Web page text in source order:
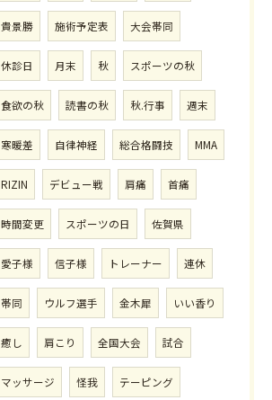
貴景勝 施術予定表 大会帯同
休診日 月末 秋 スポーツの秋
食欲の秋 読書の秋 秋.行事 週末
寒暖差 自律神経 総合格闘技 MMA
RIZIN デビュー戦 肩痛 首痛
時間変更 スポーツの日 佐賀県
愛子様 信子様 トレーナー 連休
帯同 ウルフ選手 金木犀 いい香り
癒し 肩こり 全国大会 試合
マッサージ 怪我 テーピング